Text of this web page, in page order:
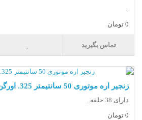
..
0 تومان
تماس بگیرید
زنجیر اره موتوری 50 سانتیمتر 325. اورگن OREGON
دارای 38 حلقه..
0 تومان